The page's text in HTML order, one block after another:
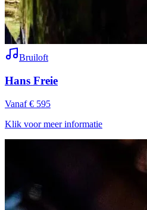
Bruiloft
Hans Freie
Vanaf € 595
Klik voor meer informatie